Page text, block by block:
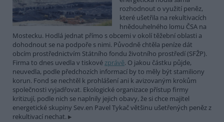
rozhodnout o využití peněz,
které ušetřila na rekultivacích
hnědouhelného lomu ČSA na
Mostecku. Hodlá jednat přímo s obcemi v okolí těžební oblasti a
dohodnout se na podpoře s nimi. Původně chtěla peníze dát
obcím prostřednictvím Státního fondu životního prostředí (SFŽP).
Firma to dnes uvedla v tiskovézprávě. O jakou částku půjde,
neuvedla, podle předchozích informací by to měly být stamiliony
korun. Fond se nechtěl k prohlášení ani k avizovaným krokům
společnosti vyjadřovat. Ekologické organizace přístup firmy
kritizují, podle nich se naplnily jejich obavy, že si chce majitel
energetické skupiny Sev.en Pavel Tykač většinu ušetřených peněz z
rekultivací nechat.